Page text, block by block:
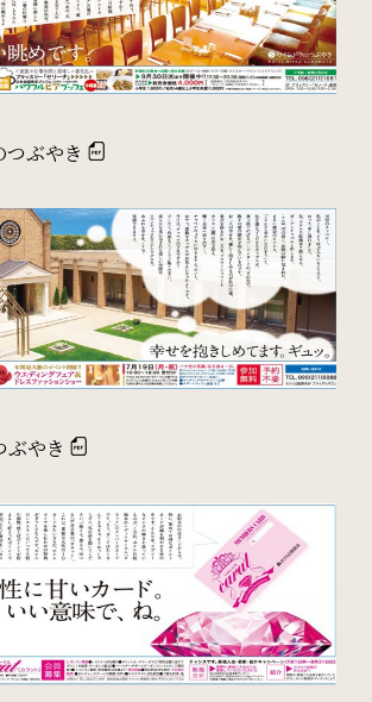
ご宿泊日を検索
検索窓
約
付き 新幹線付き
- チェックアウト日
利用人数
検索
ぶやき
やき